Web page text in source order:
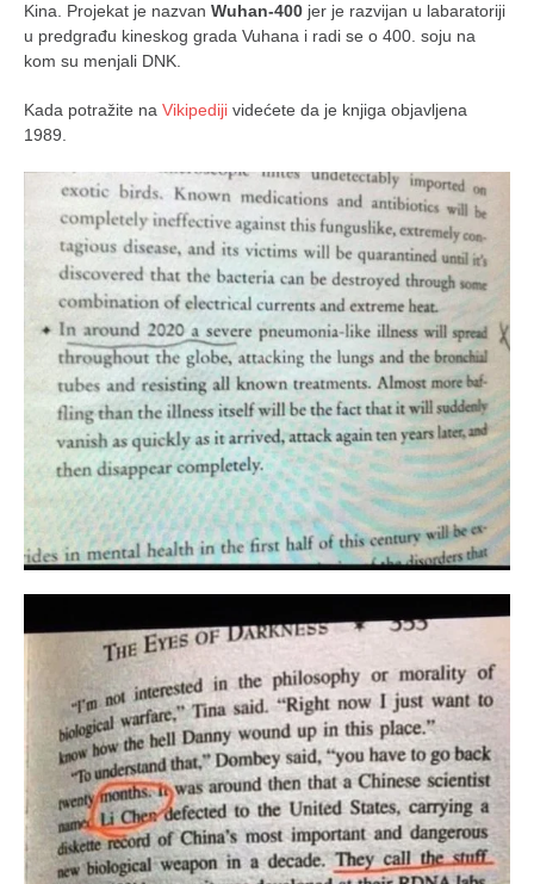
Kina. Projekat je nazvan Wuhan-400 jer je razvijan u labaratoriji
u predgrađu kineskog grada Vuhana i radi se o 400. soju na
kom su menjali DNK.
Kada potražite na Vikipediji videćete da je knjiga objavljena
1989.